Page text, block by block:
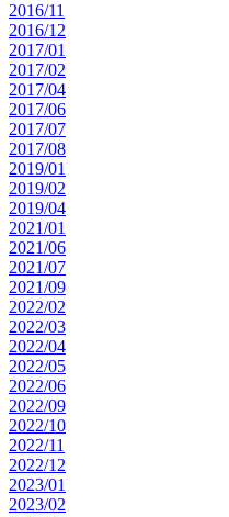
2016/11
2016/12
2017/01
2017/02
2017/04
2017/06
2017/07
2017/08
2019/01
2019/02
2019/04
2021/01
2021/06
2021/07
2021/09
2022/02
2022/03
2022/04
2022/05
2022/06
2022/09
2022/10
2022/11
2022/12
2023/01
2023/02